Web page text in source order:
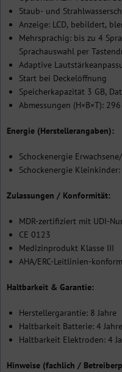
Staub- und
Anzeige: LCD, bebildert,
Mehrsprachig: bis zu 4
Sprachauswahl per
Adaptive
Start bei Deckelöffnung
Speicherkapazität 3 GB,
Abmessungen (H×B×T):
Energie (Herstellerangaben):
Schockenergie
Schockenergie
Zulassungen / Konformität:
MDR-zertifiziert mit UDI-
CE 0123
Medizinprodukt Klasse III
AHA/ERC-Leitlinien-konform
Haltbarkeit & Garantie:
Herstellergarantie: 8 Jahre
Haltbarkeit Batterie: 4 Jahre
Haltbarkeit Elektroden: 4
Hinweise (fachlich /